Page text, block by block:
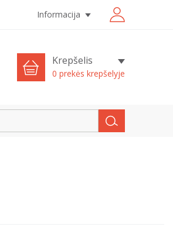
Informacija
Krepšelis
0 prekės krepšelyje